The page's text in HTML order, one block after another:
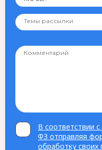
В соответствии
ФЗ отправляя
обработку своих